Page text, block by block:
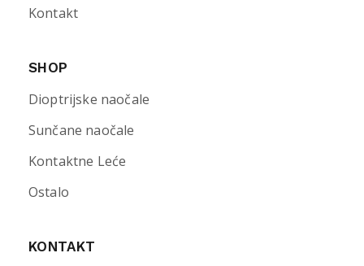
Kontakt
SHOP
Dioptrijske naočale
Sunčane naočale
Kontaktne Leće
Ostalo
KONTAKT